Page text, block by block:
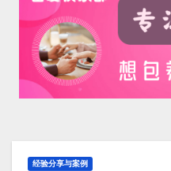
经验分享与案例